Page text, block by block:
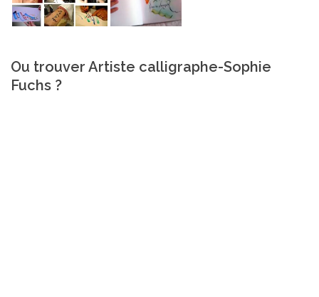
Ou trouver Artiste calligraphe-Sophie
Fuchs ?